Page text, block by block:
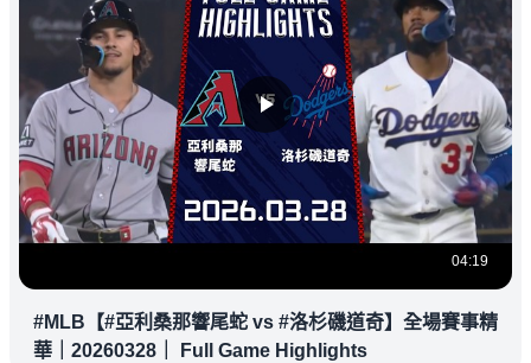
04:19
#MLB【#亞利桑那響尾蛇 vs #洛杉磯道奇】全場賽事精
華｜20260328｜ Full Game Highlights